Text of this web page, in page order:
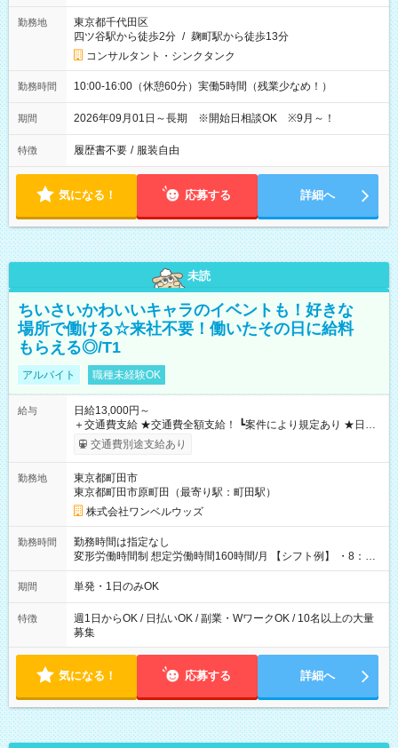
勤務地
東京都千代田区
四ツ谷駅から徒歩2分 / 麹町駅から徒歩13分
コンサルタント・シンクタンク
勤務時間 10:00-16:00（休憩60分）実働5時間（残業少なめ！）
期間 2026年09月01日～長期 ※開始日相談OK ※9月～！
特徴 履歴書不要 / 服装自由
気になる！ 応募する 詳細へ
未読
ちいさいかわいいキャラのイベントも！好きな
場所で働ける☆来社不要！働いたその日に給料
もらえる◎/T1
アルバイト 職種未経験OK
給与
日給13,000円～
＋交通費支給 ★交通費全額支給！ ┗案件により規定あり ★日払
いOK！（規定あり） ┗働いたその日に現金GET♪ お仕事後はコ
ンビニATMから 日払い分を引き落とせます！ 【試用期間】試
交通費別途支給あり
勤務地
東京都町田市
東京都町田市原町田（最寄り駅：町田駅）
株式会社ワンベルウッズ
勤務時間
勤務時間は指定なし
変形労働時間制 想定労働時間160時間/月 【シフト例】 ・8：00
～21：00
期間 単発・1日のみOK
特徴
週1日からOK / 日払いOK / 副業・WワークOK / 10名以上の大量
募集
気になる！ 応募する 詳細へ